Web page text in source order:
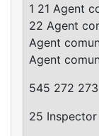
1 21 Agent
22 Agent
Agent
Agent
545 272 273
25